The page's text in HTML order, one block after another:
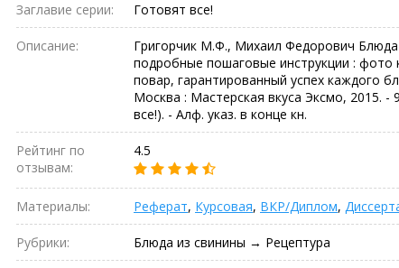
Заглавие серии: Готовят все!
Описание:
Григорчик М.Ф., Михаил Федорович
подробные пошаговые инструкции :
повар, гарантированный успех каждого
Москва : Мастерская вкуса Эксмо, 2015. -
все!). - Алф. указ. в конце кн.
Рейтинг по
отзывам:
4.5
Материалы: Реферат, Курсовая, ВКР/Диплом,
Рубрики: Блюда из свинины → Рецептура